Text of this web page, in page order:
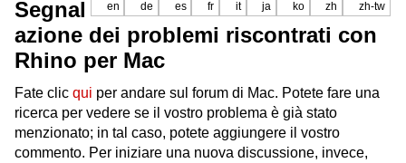
en de es fr it ja ko zh zh-tw
Segnal
azione dei problemi riscontrati con
Rhino per Mac
Fate clic qui per andare sul forum di Mac. Potete fare una
ricerca per vedere se il vostro problema è già stato
menzionato; in tal caso, potete aggiungere il vostro
commento. Per iniziare una nuova discussione, invece,